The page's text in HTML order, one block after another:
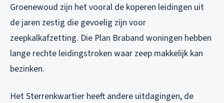
Groenewoud zijn het vooral de koperen leidingen uit
de jaren zestig die gevoelig zijn voor
zeepkalkafzetting. Die Plan Braband woningen hebben
lange rechte leidingstroken waar zeep makkelijk kan
bezinken.
Het Sterrenkwartier heeft andere uitdagingen, de